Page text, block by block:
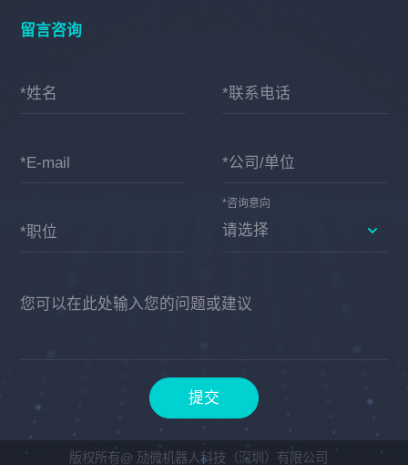
留言咨询
*姓名 *联系电话
*E-mail *公司/单位
*职位
*咨询意向
您可以在此处输入您的问题或建议
提交
版权所有@ 劢微机器人科技（深圳）有限公司